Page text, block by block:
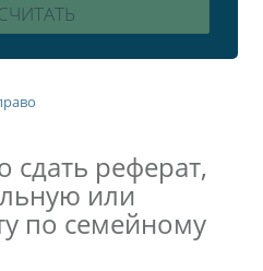
сдать реферат,
или
по семейному